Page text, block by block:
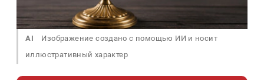
AI
Изображение создано с помощью ИИ и носит
иллюстративный характер